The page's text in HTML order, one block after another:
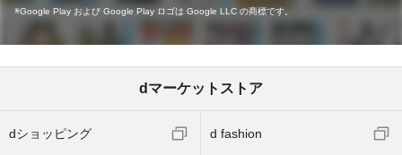
Google Play および Google Play ロゴは Google LLC の商標です。
dマーケットストア
dショッピング d fashion